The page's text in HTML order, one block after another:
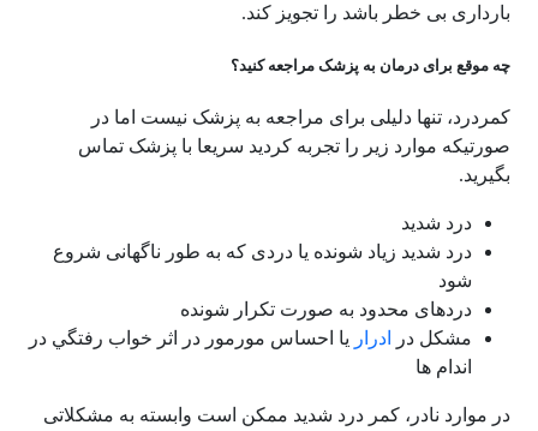
بارداری بی خطر باشد را تجویز کند.
چه موقع برای درمان به پزشک مراجعه کنید؟
کمردرد، تنها دلیلی برای مراجعه به پزشک نیست اما در
صورتیکه موارد زیر را تجربه کردید سریعا با پزشک تماس
بگیرید.
درد شدید
درد شدید زیاد شونده یا دردی که به طور ناگهانی شروع
شود
دردهای محدود به صورت تکرار شونده
مشکل در
ادرار یا احساس‌ مورمور در اثر خواب‌ رفتگي‌ در
اندام ها
در موارد نادر، کمر درد شدید ممکن است وابسته به مشکلاتی